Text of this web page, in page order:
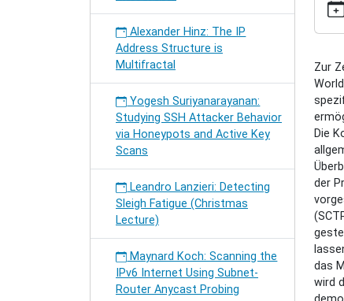
2013-
04-
2013-
04-
Zur
Die
der
das
wird
Alexander Hinz: The IP
Address Structure is
Multifractal
Yogesh Suriyanarayanan:
Studying SSH Attacker Behavior
via Honeypots and Active Key
Scans
Leandro Lanzieri: Detecting
Sleigh Fatigue (Christmas
Lecture)
Maynard Koch: Scanning the
IPv6 Internet Using Subnet-
Router Anycast Probing